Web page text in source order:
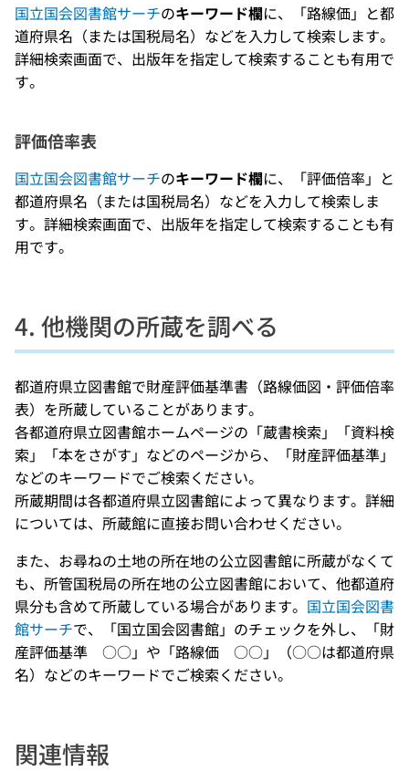
国立国会図書館サーチのキーワード欄に、「路線価」と都
道府県名（または国税局名）などを入力して検索します。
詳細検索画面で、出版年を指定して検索することも有用で
す。
評価倍率表
国立国会図書館サーチのキーワード欄に、「評価倍率」と
都道府県名（または国税局名）などを入力して検索しま
す。詳細検索画面で、出版年を指定して検索することも有
用です。
4. 他機関の所蔵を調べる
都道府県立図書館で財産評価基準書（路線価図・評価倍率
表）を所蔵していることがあります。
各都道府県立図書館ホームページの「蔵書検索」「資料検
索」「本をさがす」などのページから、「財産評価基準」
などのキーワードでご検索ください。
所蔵期間は各都道府県立図書館によって異なります。詳細
については、所蔵館に直接お問い合わせください。
また、お尋ねの土地の所在地の公立図書館に所蔵がなくて
も、所管国税局の所在地の公立図書館において、他都道府
県分も含めて所蔵している場合があります。 国立国会図書
館サーチで、「国立国会図書館」のチェックを外し、「財
産評価基準 ○○」や「路線価 ○○」（○○は都道府県
名）などのキーワードでご検索ください。
関連情報